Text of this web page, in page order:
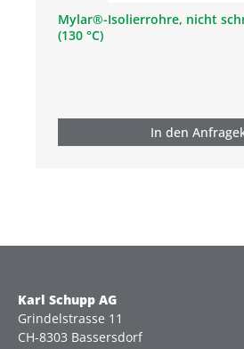
Mylar®-Isolierrohre, nicht
(130 °C)
In den
Karl Schupp AG
Grindelstrasse 11
CH-8303 Bassersdorf